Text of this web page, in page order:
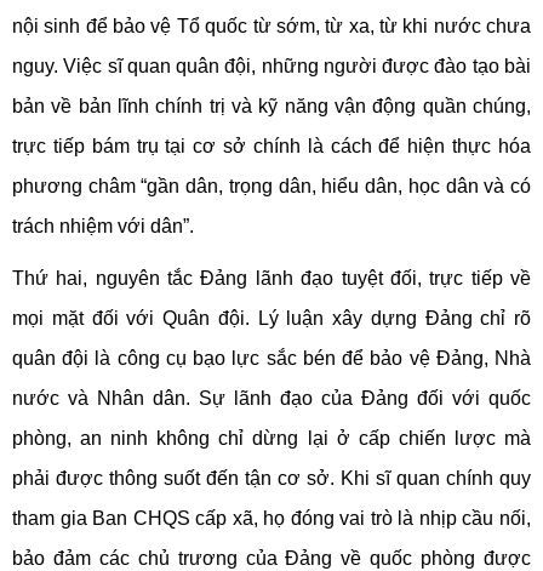
nội sinh để bảo vệ Tổ quốc từ sớm, từ xa, từ khi nước chưa
nguy. Việc sĩ quan quân đội, những người được đào tạo bài
bản về bản lĩnh chính trị và kỹ năng vận động quần chúng,
trực tiếp bám trụ tại cơ sở chính là cách để hiện thực hóa
phương châm “gần dân, trọng dân, hiểu dân, học dân và có
trách nhiệm với dân”.
Thứ hai, nguyên tắc Đảng lãnh đạo tuyệt đối, trực tiếp về
mọi mặt đối với Quân đội. Lý luận xây dựng Đảng chỉ rõ
quân đội là công cụ bạo lực sắc bén để bảo vệ Đảng, Nhà
nước và Nhân dân. Sự lãnh đạo của Đảng đối với quốc
phòng, an ninh không chỉ dừng lại ở cấp chiến lược mà
phải được thông suốt đến tận cơ sở. Khi sĩ quan chính quy
tham gia Ban CHQS cấp xã, họ đóng vai trò là nhịp cầu nối,
bảo đảm các chủ trương của Đảng về quốc phòng được